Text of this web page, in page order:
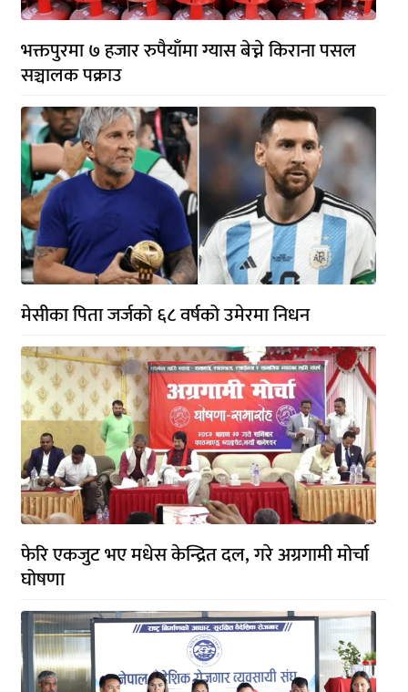
भक्तपुरमा ७ हजार रुपैयाँमा ग्यास बेच्ने किराना पसल
सञ्चालक पक्राउ
मेसीका पिता जर्जको ६८ वर्षको उमेरमा निधन
फेरि एकजुट भए मधेस केन्द्रित दल, गरे अग्रगामी मोर्चा
घोषणा